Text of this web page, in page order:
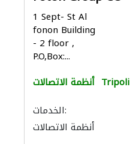
1 Sept- St Al
fonon Building
- 2 floor ,
P.O,Box:...
أنظمة الاتصالات Tripoli
الخدمات:
أنظمة الاتصالات